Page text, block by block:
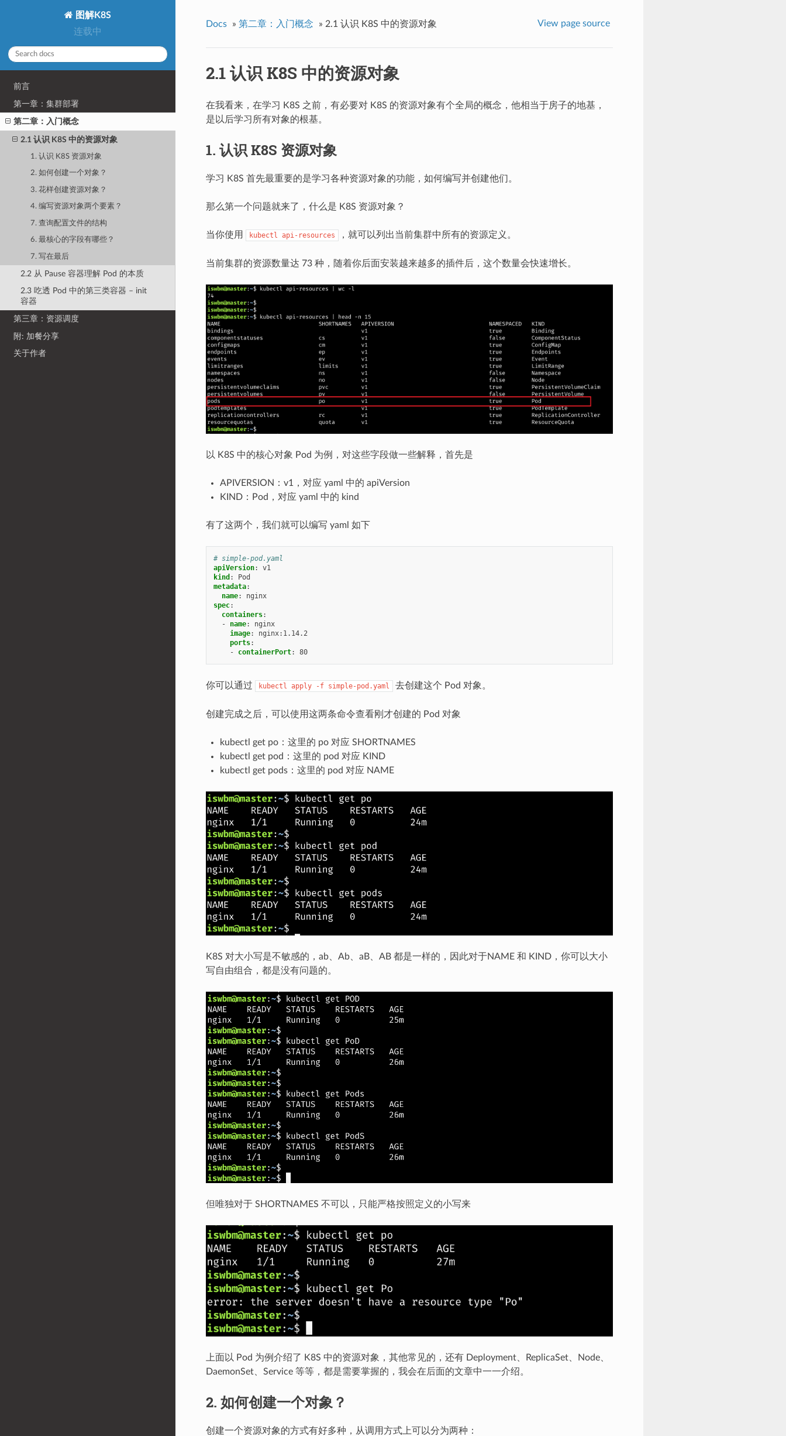
图解K8S
连载中
前言
第一章：集群部署
第二章：入门概念
2.1 认识 K8S 中的资源对象
1. 认识 K8S 资源对象
2. 如何创建一个对象？
3. 花样创建资源对象？
4. 编写资源对象两个要素？
7. 查询配置文件的结构
6. 最核心的字段有哪些？
7. 写在最后
2.2 从 Pause 容器理解 Pod 的本质
2.3 吃透 Pod 中的第三类容器 – init
容器
第三章：资源调度
附: 加餐分享
关于作者
Docs » 第二章：入门概念 » 2.1 认识 K8S 中的资源对象 View page source
2.1 认识 K8S 中的资源对象
在我看来，在学习 K8S 之前，有必要对 K8S 的资源对象有个全局的概念，他相当于房子的地基，
是以后学习所有对象的根基。
1. 认识 K8S 资源对象
学习 K8S 首先最重要的是学习各种资源对象的功能，如何编写并创建他们。
那么第一个问题就来了，什么是 K8S 资源对象？
当你使用 kubectl api-resources ，就可以列出当前集群中所有的资源定义。
当前集群的资源数量达 73 种，随着你后面安装越来越多的插件后，这个数量会快速增长。
以 K8S 中的核心对象 Pod 为例，对这些字段做一些解释，首先是
APIVERSION：v1，对应 yaml 中的 apiVersion
KIND：Pod，对应 yaml 中的 kind
有了这两个，我们就可以编写 yaml 如下
# simple-pod.yaml
apiVersion:
v1
kind :
Pod
metadata:
name:
nginx
spec:
containers:
-
name:
nginx
image:
nginx:1.14.2
ports:
-
containerPort: 80
你可以通过 kubectl apply -f simple-pod.yaml 去创建这个 Pod 对象。
创建完成之后，可以使用这两条命令查看刚才创建的 Pod 对象
kubectl get po：这里的 po 对应 SHORTNAMES
kubectl get pod：这里的 pod 对应 KIND
kubectl get pods：这里的 pod 对应 NAME
K8S 对大小写是不敏感的，ab、Ab、aB、AB 都是一样的，因此对于NAME 和 KIND，你可以大小
写自由组合，都是没有问题的。
但唯独对于 SHORTNAMES 不可以，只能严格按照定义的小写来
上面以 Pod 为例介绍了 K8S 中的资源对象，其他常见的，还有 Deployment、ReplicaSet、Node、
DaemonSet、Service 等等，都是需要掌握的，我会在后面的文章中一一介绍。
2. 如何创建一个对象？
创建一个资源对象的方式有好多种，从调用方式上可以分为两种：